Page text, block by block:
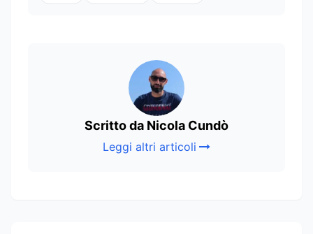
Scritto da Nicola Cundò
Leggi altri articoli